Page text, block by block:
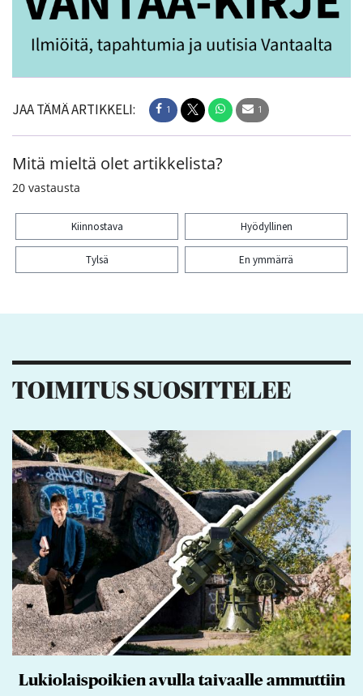
JAA TÄMÄ ARTIKKELI: 1 1
Mitä mieltä olet artikkelista?
20 vastausta
Kiinnostava Hyödyllinen
Tylsä En ymmärrä
TOIMITUS SUOSITTELEE
Lukiolaispoikien avulla taivaalle ammuttiin